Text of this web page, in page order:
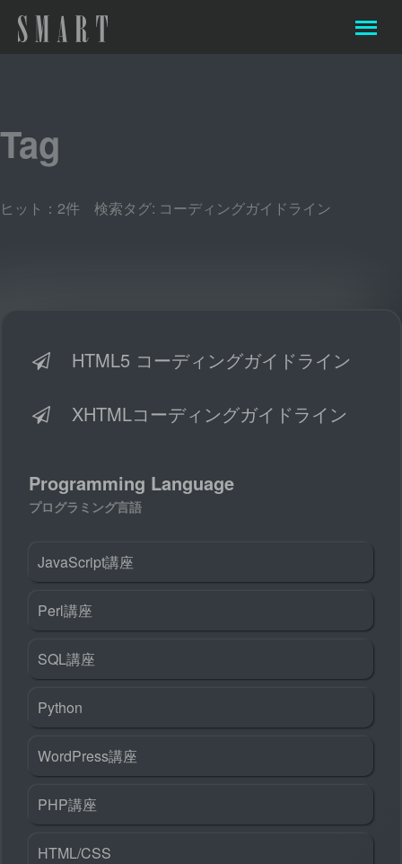
Tag
ヒット：2件 検索タグ: コーディングガイドライン
HTML5 コーディングガイドライン
XHTMLコーディングガイドライン
Programming Language
プログラミング言語
JavaScript講座
Perl講座
SQL講座
Python
WordPress講座
PHP講座
HTML/CSS